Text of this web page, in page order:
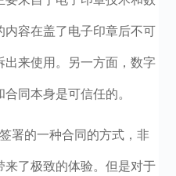
容在盖了电子印章后不可
来使用。另一方面，数字
同本身是可信任的。
署的一种合同的方式，非
了极致的体验。但是对于